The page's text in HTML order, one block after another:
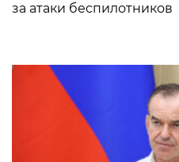
за атаки беспилотников